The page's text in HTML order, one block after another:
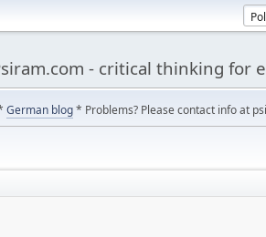
- critical thinking for
German blog* Problems? Please contact info at